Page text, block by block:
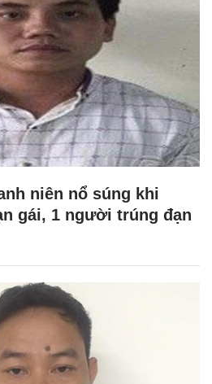
niên nổ súng khi
gái, 1 người trúng đạn